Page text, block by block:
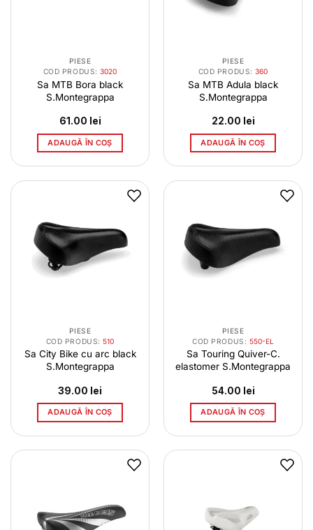
PIESE
COD PRODUS:3020
Sa MTB Bora black
S.Montegrappa
61.00 lei
ADAUGĂ ÎN COȘ
PIESE
COD PRODUS:360
Sa MTB Adula black
S.Montegrappa
22.00 lei
ADAUGĂ ÎN COȘ
PIESE
COD PRODUS:510
Sa City Bike cu arc black
S.Montegrappa
39.00 lei
ADAUGĂ ÎN COȘ
PIESE
COD PRODUS: 550-EL
Sa Touring Quiver-C.
elastomer S.Montegrappa
54.00 lei
ADAUGĂ ÎN COȘ